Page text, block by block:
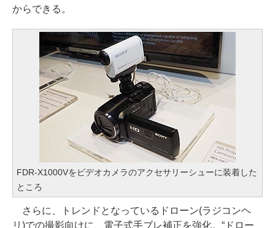
からできる。
FDR-X1000Vをビデオカメラのアクセサリーシューに装着した
ところ
さらに、トレンドとなっているドローン(ラジコンヘ
リ)での撮影向けに、電子式手ブレ補正を強化。“ドロー